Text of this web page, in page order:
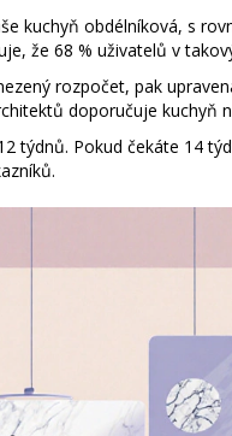
kuchyň obdélníková, s
že 68 % uživatelů v
rozpočet, pak
doporučuje kuchyň
týdnů. Pokud čekáte 14